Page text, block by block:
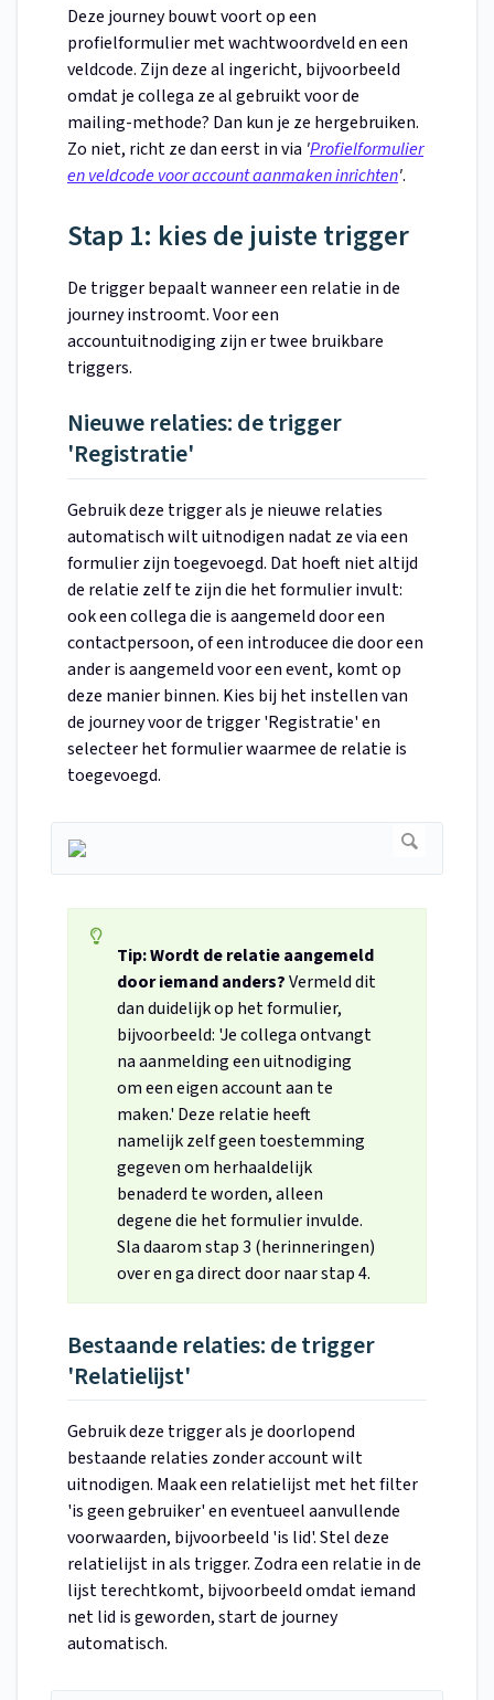
Deze journey bouwt voort op een
profielformulier met wachtwoordveld en een
veldcode. Zijn deze al ingericht, bijvoorbeeld
omdat je collega ze al gebruikt voor de
mailing-methode? Dan kun je ze hergebruiken.
Zo niet, richt ze dan eerst in via 'Profielformulier
en veldcode voor account aanmaken inrichten'.
Stap 1: kies de juiste trigger
De trigger bepaalt wanneer een relatie in de
journey instroomt. Voor een
accountuitnodiging zijn er twee bruikbare
triggers.
Nieuwe relaties: de trigger
'Registratie'
Gebruik deze trigger als je nieuwe relaties
automatisch wilt uitnodigen nadat ze via een
formulier zijn toegevoegd. Dat hoeft niet altijd
de relatie zelf te zijn die het formulier invult:
ook een collega die is aangemeld door een
contactpersoon, of een introducee die door een
ander is aangemeld voor een event, komt op
deze manier binnen. Kies bij het instellen van
de journey voor de trigger 'Registratie' en
selecteer het formulier waarmee de relatie is
toegevoegd.
Tip: Wordt de relatie aangemeld
door iemand anders?Vermeld dit
dan duidelijk op het formulier,
bijvoorbeeld: 'Je collega ontvangt
na aanmelding een uitnodiging
om een eigen account aan te
maken.' Deze relatie heeft
namelijk zelf geen toestemming
gegeven om herhaaldelijk
benaderd te worden, alleen
degene die het formulier invulde.
Sla daarom stap 3 (herinneringen)
over en ga direct door naar stap 4.
Bestaande relaties: de trigger
'Relatielijst'
Gebruik deze trigger als je doorlopend
bestaande relaties zonder account wilt
uitnodigen. Maak een relatielijst met het filter
'is geen gebruiker' en eventueel aanvullende
voorwaarden, bijvoorbeeld 'is lid'. Stel deze
relatielijst in als trigger. Zodra een relatie in de
lijst terechtkomt, bijvoorbeeld omdat iemand
net lid is geworden, start de journey
automatisch.